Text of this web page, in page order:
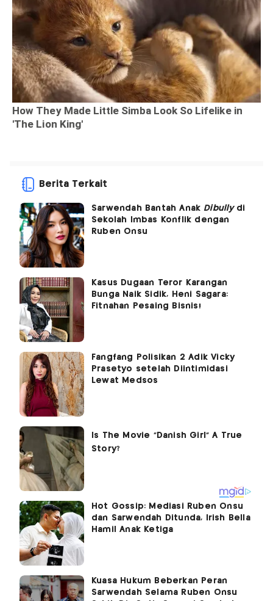
Berita Terkait
Sarwendah Bantah Anak Dibullydi
Sekolah Imbas Konflik dengan
Ruben Onsu
Kasus Dugaan Teror Karangan
Bunga Naik Sidik, Heni Sagara:
Fitnahan Pesaing Bisnis!
Fangfang Polisikan 2 Adik Vicky
Prasetyo setelah Diintimidasi
Lewat Medsos
Hot Gossip: Mediasi Ruben Onsu
dan Sarwendah Ditunda, Irish Bella
Hamil Anak Ketiga
Kuasa Hukum Beberkan Peran
Sarwendah Selama Ruben Onsu